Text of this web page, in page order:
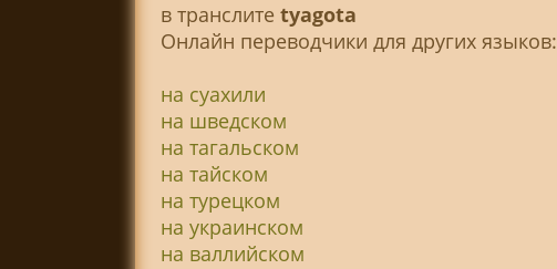
в транслитe tyagota
Онлайн переводчики для других языков:
на суахили
на шведском
на тагальском
на тайском
на турецком
на украинском
на валлийском